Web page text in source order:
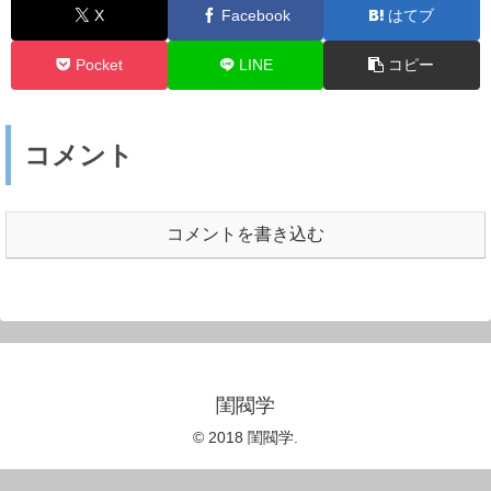
X Facebook はてブ
Pocket LINE コピー
コメント
コメントを書き込む
閨閥学
© 2018 閨閥学.